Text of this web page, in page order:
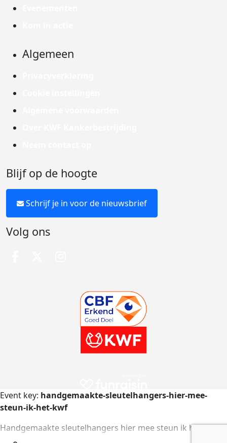
Algemeen
Blijf op de hoogte
Schrijf je in voor de nieuwsbrief
Volg ons
Event key: handgemaakte-sleutelhangers-hier-mee-
steun-ik-het-kwf
Handgemaakte sleutelhangers hier mee steun ik het KWF